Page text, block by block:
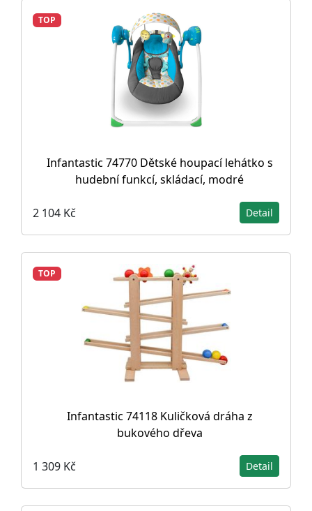
TOP
Infantastic 74770 Dětské houpací lehátko s
hudební funkcí, skládací, modré
2 104 Kč Detail
TOP
Infantastic 74118 Kuličková dráha z
bukového dřeva
1 309 Kč Detail